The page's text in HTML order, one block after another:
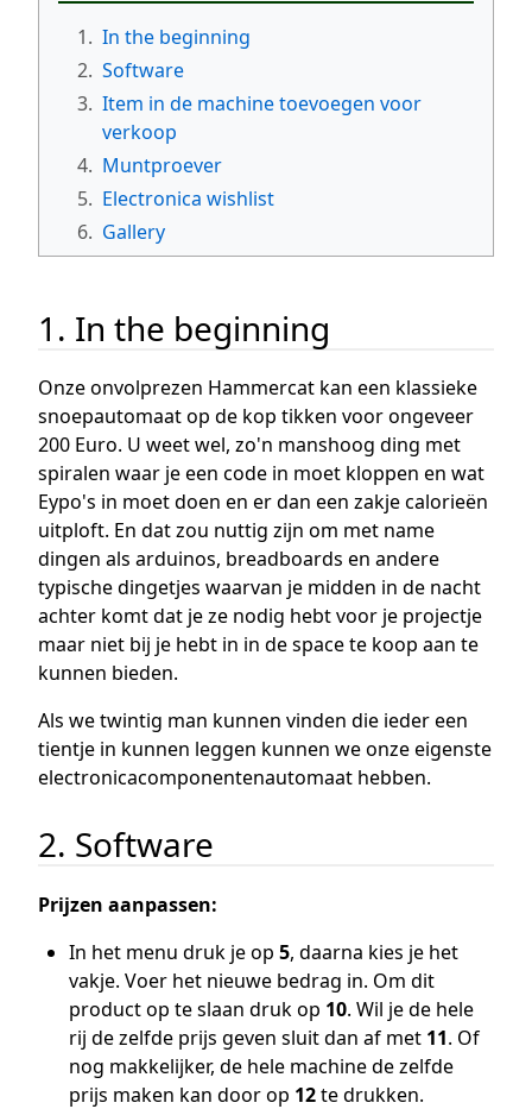
1. In the beginning
2. Software
3. Item in de machine toevoegen voor
verkoop
4. Muntproever
5. Electronica wishlist
6. Gallery
1. In the beginning
Onze onvolprezen Hammercat kan een klassieke
snoepautomaat op de kop tikken voor ongeveer
200 Euro. U weet wel, zo'n manshoog ding met
spiralen waar je een code in moet kloppen en wat
Eypo's in moet doen en er dan een zakje calorieën
uitploft. En dat zou nuttig zijn om met name
dingen als arduinos, breadboards en andere
typische dingetjes waarvan je midden in de nacht
achter komt dat je ze nodig hebt voor je projectje
maar niet bij je hebt in in de space te koop aan te
kunnen bieden.
Als we twintig man kunnen vinden die ieder een
tientje in kunnen leggen kunnen we onze eigenste
electronicacomponentenautomaat hebben.
2. Software
Prijzen aanpassen:
In het menu druk je op 5, daarna kies je het
vakje. Voer het nieuwe bedrag in. Om dit
product op te slaan druk op 10. Wil je de hele
rij de zelfde prijs geven sluit dan af met 11. Of
nog makkelijker, de hele machine de zelfde
prijs maken kan door op 12te drukken.